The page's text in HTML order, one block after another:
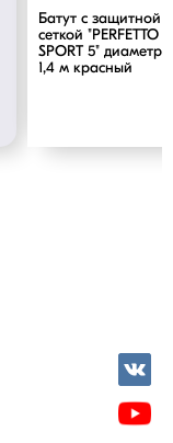
Батут с защитной
cеткой "PERFETTO
SPORT 5" диаметр
1,4 м красный